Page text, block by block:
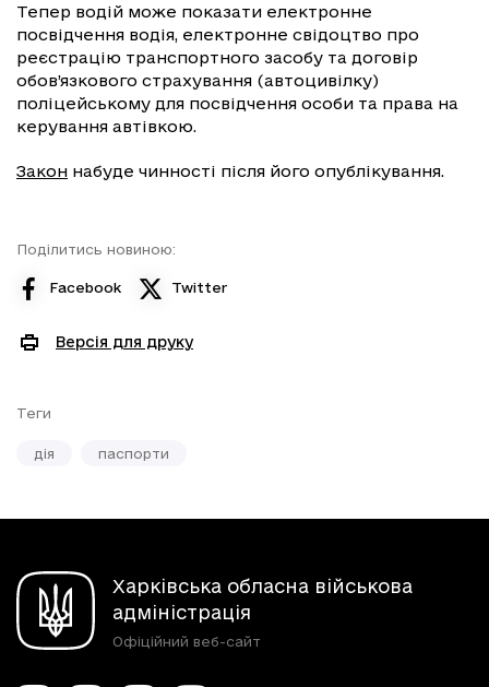
Тепер водій може показати електронне
посвідчення водія, електронне свідоцтво про
реєстрацію транспортного засобу та договір
обов’язкового страхування (автоцивілку)
поліцейському для посвідчення особи та права на
керування автівкою.
Закон набуде чинності після його опублікування.
Поділитись новиною:
Facebook Twitter
Версія для друку
Теги
дія паспорти
Харківська обласна військова
адміністрація
Офіційний веб-сайт